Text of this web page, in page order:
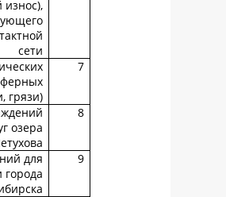
сети
7
грязи)
8
озера
9
для